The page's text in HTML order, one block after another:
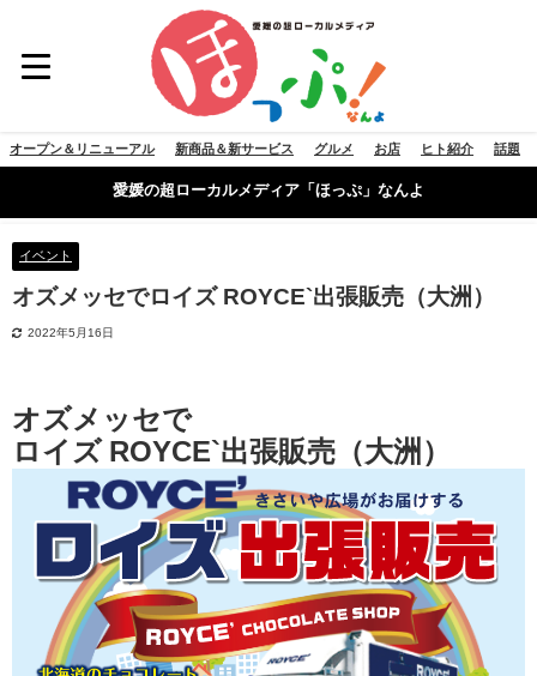
オープン＆リニューアル 新商品＆新サービス グルメ お店 ヒト紹介 話題
愛媛の超ローカルメディア「ほっぷ」なんよ
イベント
オズメッセでロイズ ROYCE`出張販売（大洲）
2022年5月16日
オズメッセで
ロイズ ROYCE`出張販売（大洲）